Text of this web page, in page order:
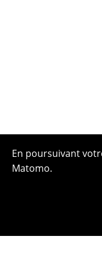
En poursuivant
Matomo.